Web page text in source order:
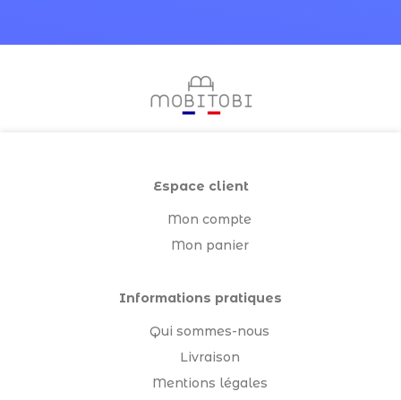
Espace client
Mon compte
Mon panier
Informations pratiques
Qui sommes-nous
Livraison
Mentions légales